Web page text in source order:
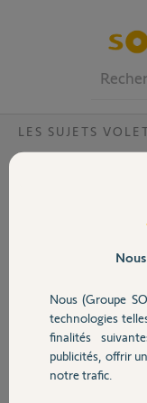
Volet
Sécurité
Domotique
LES SUJETS
Ajout capteur
Suite à mon appel de
capteur de
supprimé sur la box
Anne-Laure D.
il y a 10 mois
Nous (Groupe
technologies
finalités
publicités, offrir
notre trafic.